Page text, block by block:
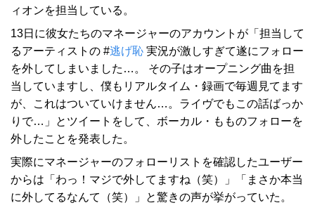
ィオンを担当している。
13日に彼女たちのマネージャーのアカウントが「担当して
るアーティストの #逃げ恥 実況が激しすぎて遂にフォロー
を外してしまいました…。 その子はオープニング曲を担
当していますし、僕もリアルタイム・録画で毎週見てます
が、これはついていけません…。ライヴでもこの話ばっか
りで…」とツイートをして、ボーカル・もものフォローを
外したことを発表した。
実際にマネージャーのフォローリストを確認したユーザー
からは「わっ！マジで外してますね（笑）」「まさか本当
に外してるなんて（笑）」と驚きの声が挙がっていた。